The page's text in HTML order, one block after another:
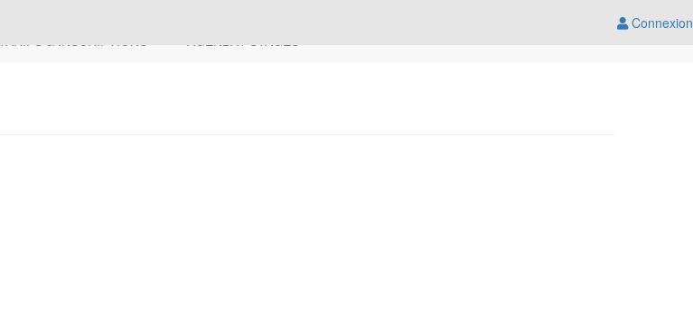
Connexion
TARIFS & INSCRIPTIONS AGENDA / STAGES